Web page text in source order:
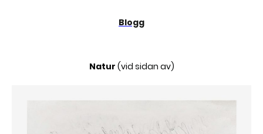
Blogg
Natur (vid sidan av)